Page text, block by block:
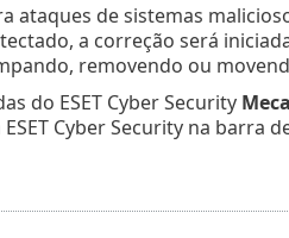
ataques de sistemas
a correção será
removendo ou
do ESET Cyber Security
Cyber Security na barra